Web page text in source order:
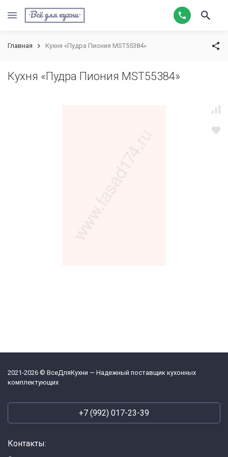
Главная Кухня «Пудра Пиония MST55384»
Кухня «Пудра Пиония MST55384»
2021-2026 © ВсеДляКухни — Надежный поставщик кухонных
комплектующих
+7 (992) 017-23-39
Контакты: